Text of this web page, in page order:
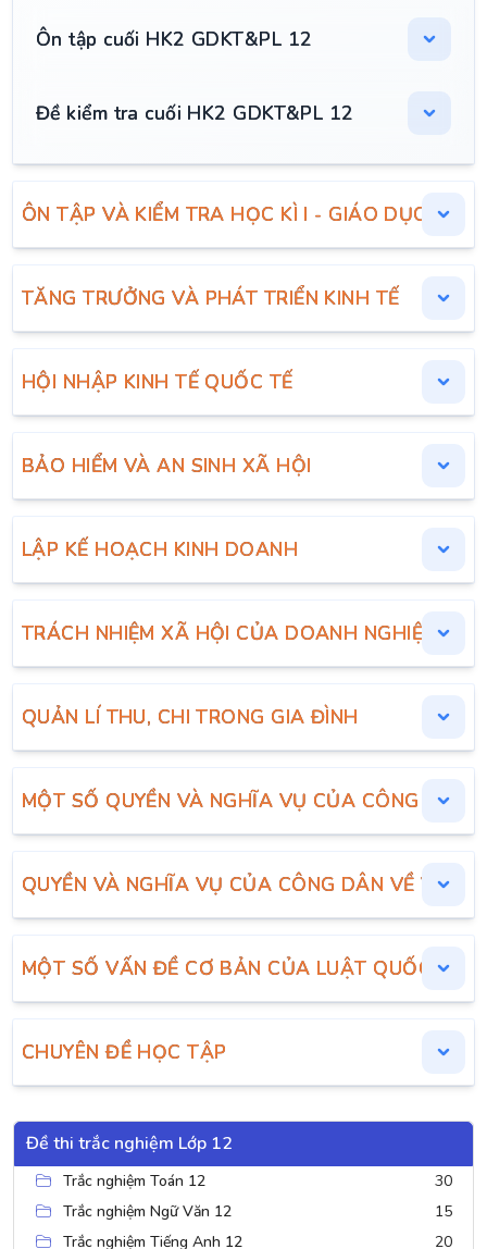
Ôn tập cuối HK2 GDKT&PL 12
Đề kiểm tra cuối HK2 GDKT&PL 12
ÔN TẬP VÀ KIỂM TRA HỌC KÌ I - GIÁO DỤC
TĂNG TRƯỞNG VÀ PHÁT TRIỂN KINH TẾ
HỘI NHẬP KINH TẾ QUỐC TẾ
BẢO HIỂM VÀ AN SINH XÃ HỘI
LẬP KẾ HOẠCH KINH DOANH
TRÁCH NHIỆM XÃ HỘI CỦA DOANH NGHIỆP
QUẢN LÍ THU, CHI TRONG GIA ĐÌNH
MỘT SỐ QUYỀN VÀ NGHĨA VỤ CỦA CÔNG DÂN
QUYỀN VÀ NGHĨA VỤ CỦA CÔNG DÂN VỀ VĂN
MỘT SỐ VẤN ĐỀ CƠ BẢN CỦA LUẬT QUỐC TẾ
CHUYÊN ĐỀ HỌC TẬP
Đề thi trắc nghiệm Lớp 12
Trắc nghiệm Toán 12
30
Trắc nghiệm Ngữ Văn 12
15
Trắc nghiệm Tiếng Anh 12
20